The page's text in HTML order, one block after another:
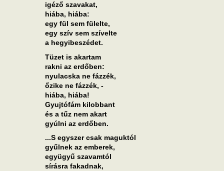
igéző szavakat,
hiába, hiába:
egy fül sem fülelte,
egy szív sem szívelte
a hegyibeszédet.
Tüzet is akartam
rakni az erdőben:
nyulacska ne fázzék,
őzike ne fázzék, -
hiába, hiába!
Gyujtófám kilobbant
és a tűz nem akart
gyúlni az erdőben.
...S egyszer csak maguktól
gyűlnek az emberek,
együgyű szavamtól
sírásra fakadnak,